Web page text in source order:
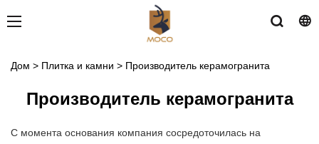
Дом > Плитка и камни > Производитель керамогранита
Производитель керамогранита
С момента основания компания сосредоточилась на